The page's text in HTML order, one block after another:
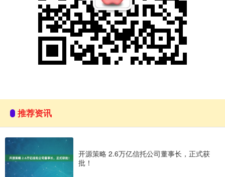
推荐资讯
开源策略 2.6万亿信托公司董事长，正式获
批！